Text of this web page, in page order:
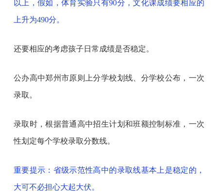
以上，假如，体育实验只有90分，文化课成绩要相应的
上升为490分。
还要相应的考虑孩子日常成绩是否稳定。
公办高中郑州市原则上分学校划线、分学校公布，一次
录取。
录取时，根据普通高中招生计划和班额控制标准，一次
性划定每个学校录取分数线。
重要提示：省级示范性高中的录取线基本上是稳定的，
大可不必担心大起大伏。